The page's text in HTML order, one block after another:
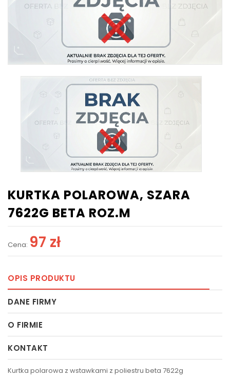
KURTKA POLAROWA, SZARA
7622G BETA ROZ.M
Cena: 97 zł
OPIS PRODUKTU
DANE FIRMY
O FIRMIE
KONTAKT
Kurtka polarowa z wstawkami z poliestru beta 7622g